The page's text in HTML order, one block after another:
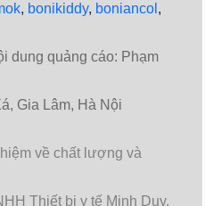
, bonikiddy, boniancol ,
dung quảng cáo: Phạm
Gia Lâm, Hà Nội
về chất lượng và
Thiết bị y tế Minh Duy.